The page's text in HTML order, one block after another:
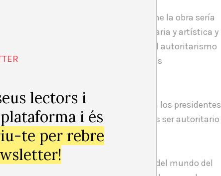
sociedad toda y el grupo que compone la obra sería
) pero es una muy buena pieza literaria y artística y
es cuando los curadores plantean el autoritarismo
operatorias políticas y artísticas
o vulnerarla? ¿Cómo analizan los presidentes
lo viven, lo gestionan? ¿Qué es ser autoritario
el autoritarismo artístico o curatorial?
y eficiente operatoria política dentro del mundo del
lectors i
i és
te per rebre